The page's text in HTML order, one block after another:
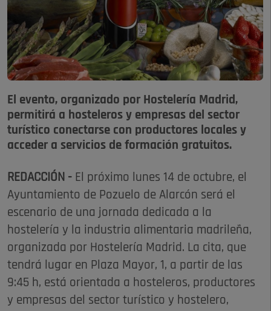
El evento, organizado por Hostelería Madrid,
permitirá a hosteleros y empresas del sector
turístico conectarse con productores locales y
acceder a servicios de formación gratuitos.
REDACCIÓN - El próximo lunes 14 de octubre, el
Ayuntamiento de Pozuelo de Alarcón será el
escenario de una jornada dedicada a la
hostelería y la industria alimentaria madrileña,
organizada por Hostelería Madrid. La cita, que
tendrá lugar en Plaza Mayor, 1, a partir de las
9:45 h, está orientada a hosteleros, productores
y empresas del sector turístico y hostelero,